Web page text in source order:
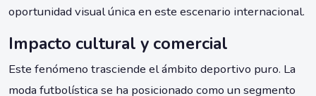
oportunidad visual única en este escenario internacional.
Impacto cultural y comercial
Este fenómeno trasciende el ámbito deportivo puro. La
moda futbolística se ha posicionado como un segmento